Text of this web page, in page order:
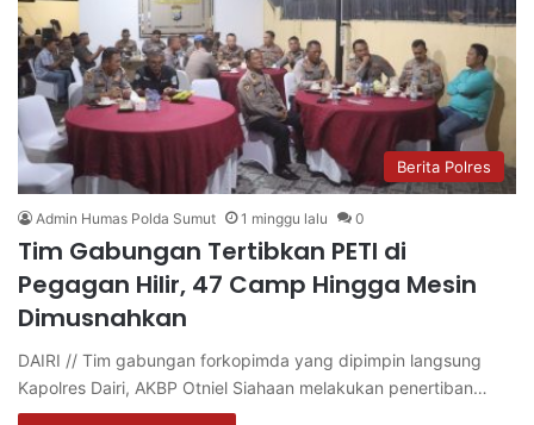
Berita Polres
Admin Humas Polda Sumut 1 minggu lalu 0
Tim Gabungan Tertibkan PETI di
Pegagan Hilir, 47 Camp Hingga Mesin
Dimusnahkan
DAIRI // Tim gabungan forkopimda yang dipimpin langsung
Kapolres Dairi, AKBP Otniel Siahaan melakukan penertiban…